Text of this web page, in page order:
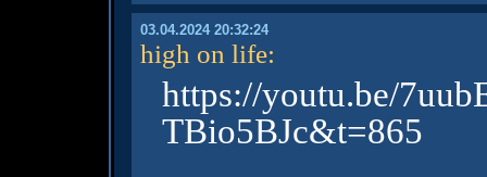
03.04.2024 20:32:24
high on life:
https://youtu.be/
TBio5BJc&t=865